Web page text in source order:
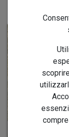
12 maggio